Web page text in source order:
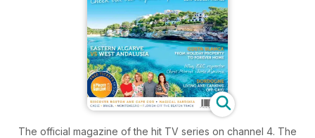
The official magazine of the hit TV series on channel 4. The